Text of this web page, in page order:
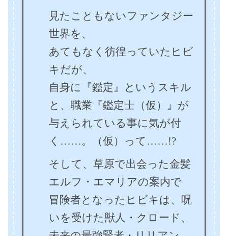
見たこともないファンタジー
世界を、
あてもなく彷徨っていたヒビ
キだが、
自身に『鑑定』というスキル
と、職業『鑑定士（仮）』が
与えられている事に気が付
く……。（仮）って……!?
そして、草原で出会った金髪
エルフ・エマリアの案内で
冒険者となったヒビキは、呪
いを受けた獣人・クロード、